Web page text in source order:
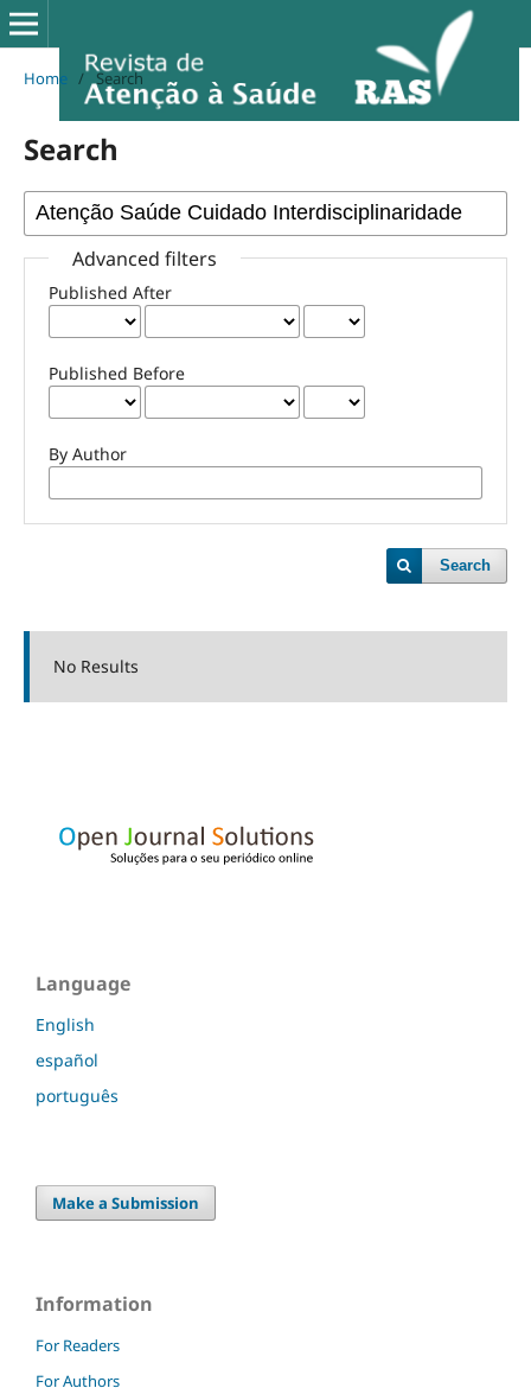
Home / Search
Search
Advanced filters
Published After
Published Before
By Author
Search
No Results
Language
English
español
português
Make a Submission
Information
For Readers
For Authors